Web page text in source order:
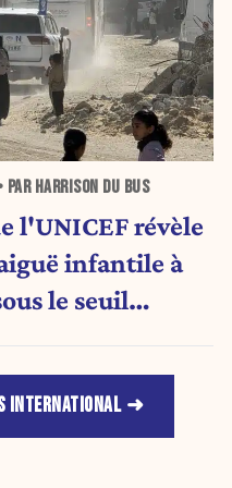
HARRISON DU BUS
l'UNICEF révèle
infantile à
le seuil
INTERNATIONAL